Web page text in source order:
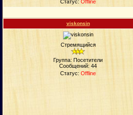
Статус: Offline
viskonsin
Стремящийся
Группа: Посетители
Сообщений: 44
Статус: Offline